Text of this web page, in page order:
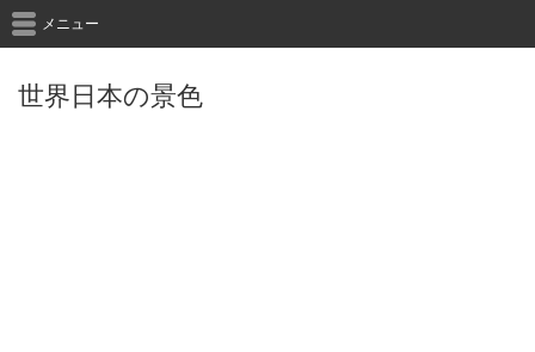
世界日本の景色
メニュー